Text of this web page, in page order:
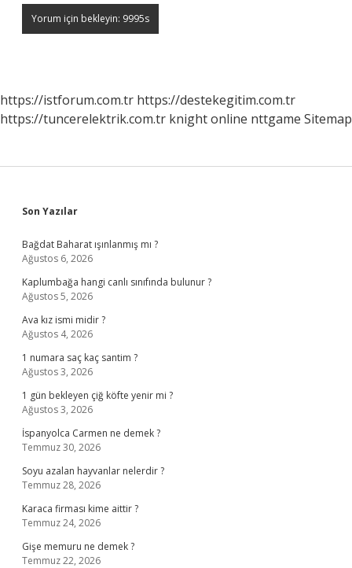
https://istforum.com.tr https://destekegitim.com.tr
https://tuncerelektrik.com.tr knight online nttgame Sitemap
Sidebar
Son Yazılar
Bağdat Baharat ışınlanmış mı ?
Ağustos 6, 2026
Kaplumbağa hangi canlı sınıfında bulunur ?
Ağustos 5, 2026
Ava kız ismi midir ?
Ağustos 4, 2026
1 numara saç kaç santim ?
Ağustos 3, 2026
1 gün bekleyen çiğ köfte yenir mi ?
Ağustos 3, 2026
İspanyolca Carmen ne demek ?
Temmuz 30, 2026
Soyu azalan hayvanlar nelerdir ?
Temmuz 28, 2026
Karaca firması kime aittir ?
Temmuz 24, 2026
Gişe memuru ne demek ?
Temmuz 22, 2026